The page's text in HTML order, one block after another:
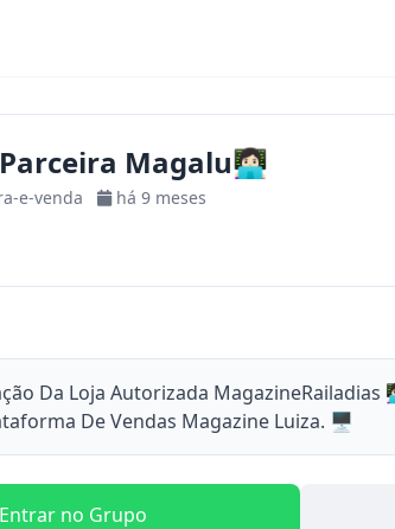
Magalu👩🏻‍💻
e-venda há 9 meses
Da Loja Autorizada MagazineRailadias
De Vendas Magazine Luiza. 🖥️
Entrar no Grupo